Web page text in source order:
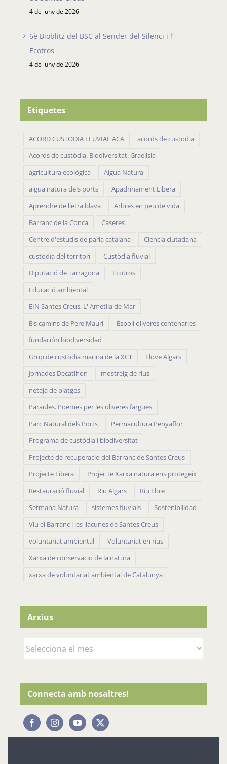
4 de juny de 2026
6è Bioblitz del BSC al Sender del Silenci i l’
Ecotros
4 de juny de 2026
Etiquetes
ACORD CUSTODIA FLUVIAL ACA
acords de custodia
Acords de custòdia. Biodiversitat. Graellsia
agricultura ecològica
Aigua Natura
aigua natura dels ports
Apadrinament Libera
Aprendre de lletra blava
Arbres en peu de vida
Barranc de la Conca
Caseres
Centre d'estudis de parla catalana
Ciencia ciutadana
custodia del territori
Custòdia fluvial
Diputació de Tarragona
Ecotros
Educació ambiental
EIN Santes Creus. L' Ametlla de Mar
Els camins de Pere Mauri
Espoli oliveres centenaries
fundación biodiversidad
Grup de custòdia marina de la XCT
I love Algars
Jornades Decatlhon
mostreig de rius
neteja de platges
Paraules. Poemes per les oliveres fargues
Parc Natural dels Ports
Permacultura Penyaflor
Programa de custòdia i biodiversitat
Projecte de recuperacio del Barranc de Santes Creus
Projecte Libera
Projec te Xarxa natura ens protegeix
Restauració fluvial
Riu Algars
Riu Ebre
Setmana Natura
sistemes fluvials
Sostenibilidad
Viu el Barranc i les llacunes de Santes Creus
voluntariat ambiental
Voluntariat en rius
Xarxa de conservacio de la natura
xarxa de voluntariat ambiental de Catalunya
Arxius
Arxius
Connecta amb nosaltres!